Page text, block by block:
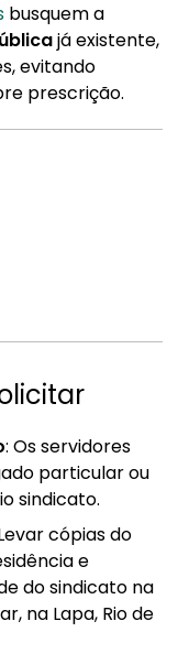
busquem a
já existente,
evitando
prescrição.
: Os servidores
particular ou
sindicato.
cópias do
e
do sindicato na
na Lapa, Rio de